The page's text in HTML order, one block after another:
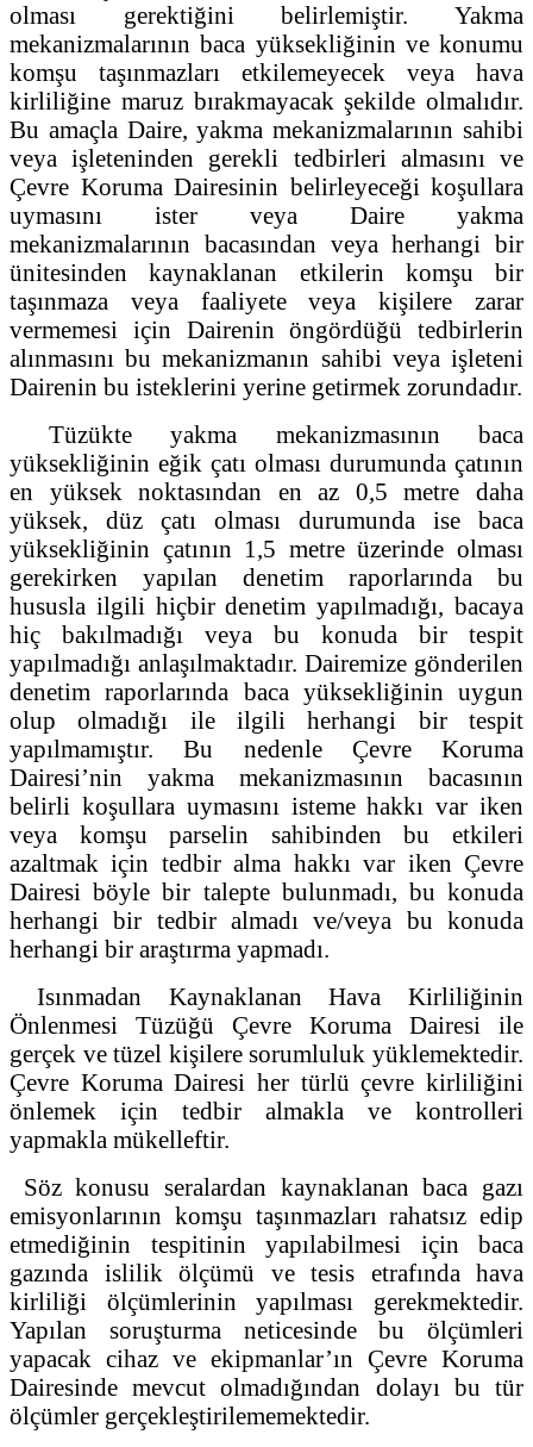
olması gerektiğini belirlemiştir. Yakma
mekanizmalarının baca yüksekliğinin ve konumu
komşu taşınmazları etkilemeyecek veya hava
kirliliğine maruz bırakmayacak şekilde olmalıdır.
Bu amaçla Daire, yakma mekanizmalarının sahibi
veya işleteninden gerekli tedbirleri almasını ve
Çevre Koruma Dairesinin belirleyeceği koşullara
uymasını ister veya Daire yakma
mekanizmalarının bacasından veya herhangi bir
ünitesinden kaynaklanan etkilerin komşu bir
taşınmaza veya faaliyete veya kişilere zarar
vermemesi için Dairenin öngördüğü tedbirlerin
alınmasını bu mekanizmanın sahibi veya işleteni
Dairenin bu isteklerini yerine getirmek zorundadır.
Tüzükte yakma mekanizmasının baca
yüksekliğinin eğik çatı olması durumunda çatının
en yüksek noktasından en az 0,5 metre daha
yüksek, düz çatı olması durumunda ise baca
yüksekliğinin çatının 1,5 metre üzerinde olması
gerekirken yapılan denetim raporlarında bu
hususla ilgili hiçbir denetim yapılmadığı, bacaya
hiç bakılmadığı veya bu konuda bir tespit
yapılmadığı anlaşılmaktadır. Dairemize gönderilen
denetim raporlarında baca yüksekliğinin uygun
olup olmadığı ile ilgili herhangi bir tespit
yapılmamıştır. Bu nedenle Çevre Koruma
Dairesi’nin yakma mekanizmasının bacasının
belirli koşullara uymasını isteme hakkı var iken
veya komşu parselin sahibinden bu etkileri
azaltmak için tedbir alma hakkı var iken Çevre
Dairesi böyle bir talepte bulunmadı, bu konuda
herhangi bir tedbir almadı ve/veya bu konuda
herhangi bir araştırma yapmadı.
Isınmadan Kaynaklanan Hava Kirliliğinin
Önlenmesi Tüzüğü Çevre Koruma Dairesi ile
gerçek ve tüzel kişilere sorumluluk yüklemektedir.
Çevre Koruma Dairesi her türlü çevre kirliliğini
önlemek için tedbir almakla ve kontrolleri
yapmakla mükelleftir.
Söz konusu seralardan kaynaklanan baca gazı
emisyonlarının komşu taşınmazları rahatsız edip
etmediğinin tespitinin yapılabilmesi için baca
gazında islilik ölçümü ve tesis etrafında hava
kirliliği ölçümlerinin yapılması gerekmektedir.
Yapılan soruşturma neticesinde bu ölçümleri
yapacak cihaz ve ekipmanlar’ın Çevre Koruma
Dairesinde mevcut olmadığından dolayı bu tür
ölçümler gerçekleştirilememektedir.